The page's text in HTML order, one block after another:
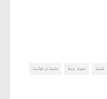
مثبت مثبت اوباما مثبت درخواست